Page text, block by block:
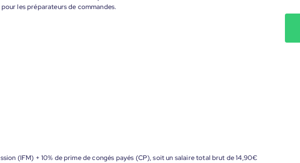
les préparateurs de commandes.
(IFM) + 10% de prime de congés payés (CP), soit un salaire total brut de 14,90€